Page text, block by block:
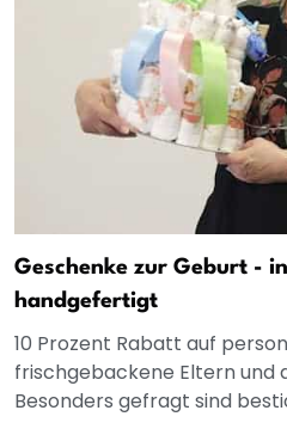
Geschenke zur Geburt -
handgefertigt
10 Prozent Rabatt auf
frischgebackene Eltern und
Besonders gefragt sind